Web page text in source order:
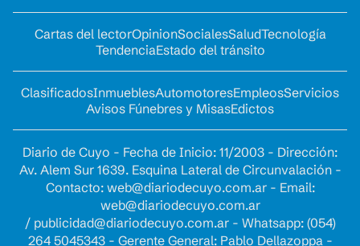
Cartas del lectorOpinionSocialesSaludTecnología
TendenciaEstado del tránsito
ClasificadosInmueblesAutomotoresEmpleosServicios
Avisos Fúnebres y MisasEdictos
Diario de Cuyo - Fecha de Inicio: 11/2003 - Dirección:
Av. Alem Sur 1639. Esquina Lateral de Circunvalación -
Contacto: web@diariodecuyo.com.ar- Email:
web@diariodecuyo.com.ar
/ publicidad@diariodecuyo.com.ar- Whatsapp: (054)
264 5045343 - Gerente General: Pablo Dellazoppa -